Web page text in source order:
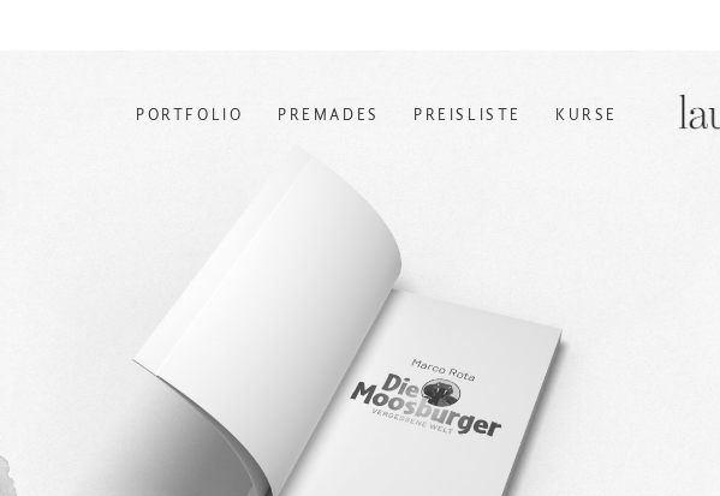
PORTFOLIO PREMADES PREISLISTE KURSE